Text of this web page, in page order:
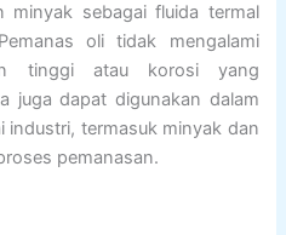
minyak sebagai fluida termal
oli tidak mengalami
tinggi atau korosi yang
juga dapat digunakan dalam
industri, termasuk minyak dan
pemanasan.